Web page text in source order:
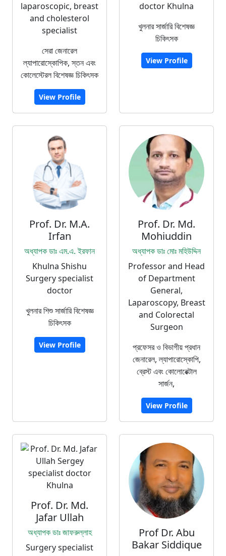
laparoscopic, breast
and cholesterol
specialist
সেরা জেনারেল
ল্যাপারোস্কোপিক, স্তন এবং
কোলেস্টেরল বিশেষজ্ঞ চিকিৎসক
View Profile
doctor Khulna
খুলনার সার্জারি বিশেষজ্ঞ
চিকিৎসক
View Profile
Prof. Dr. M.A.
Irfan
অধ্যাপক ডাঃ এম.এ. ইরফান
Khulna Shishu
Surgery specialist
doctor
খুলনার শিশু সার্জারি বিশেষজ্ঞ
চিকিৎসক
View Profile
Prof. Dr. Md.
Mohiuddin
অধ্যাপক ডাঃ মোঃ মহিউদ্দিন
Professor and Head
of Department
General,
Laparoscopy, Breast
and Colorectal
Surgeon
প্রফেসর ও বিভাগীয় প্রধান
জেনারেল, ল্যাপারোস্কোপি,
ব্রেস্ট এবং কোলোরেক্টাল
সার্জন,
View Profile
Prof. Dr. Md.
Jafar Ullah
অধ্যাপক ডাঃ জাফরুল্লাহ
Surgery specialist
Prof Dr. Abu
Bakar Siddique